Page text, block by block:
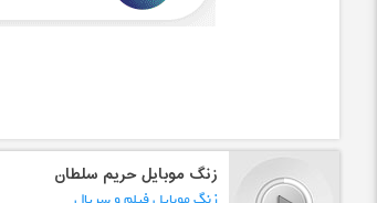
زنگ موبایل حریم سلطان